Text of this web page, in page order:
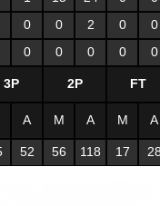
0 0 2 0
0
0 0 0 0 0
3P 2P FT
A M A M A
52 56 118 17